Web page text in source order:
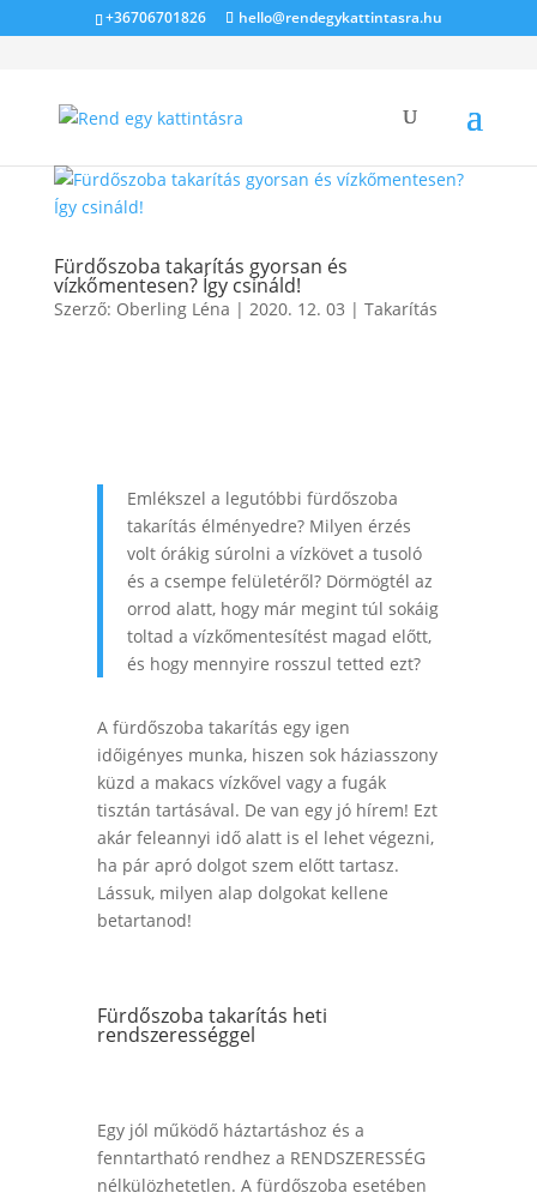
+36706701826 hello@rendegykattintasra.hu
Fürdőszoba takarítás gyorsan és
vízkőmentesen? Így csináld!
Szerző: Oberling Léna | 2020. 12. 03 | Takarítás
Emlékszel a legutóbbi fürdőszoba
takarítás élményedre? Milyen érzés
volt órákig súrolni a vízkövet a tusoló
és a csempe felületéről? Dörmögtél az
orrod alatt, hogy már megint túl sokáig
toltad a vízkőmentesítést magad előtt,
és hogy mennyire rosszul tetted ezt?
A fürdőszoba takarítás egy igen
időigényes munka, hiszen sok háziasszony
küzd a makacs vízkővel vagy a fugák
tisztán tartásával. De van egy jó hírem! Ezt
akár feleannyi idő alatt is el lehet végezni,
ha pár apró dolgot szem előtt tartasz.
Lássuk, milyen alap dolgokat kellene
betartanod!
Fürdőszoba takarítás heti
rendszerességgel
Egy jól működő háztartáshoz és a
fenntartható rendhez a RENDSZERESSÉG
nélkülözhetetlen. A fürdőszoba esetében